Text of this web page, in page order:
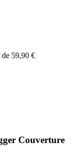
de 59,90 €
Couverture